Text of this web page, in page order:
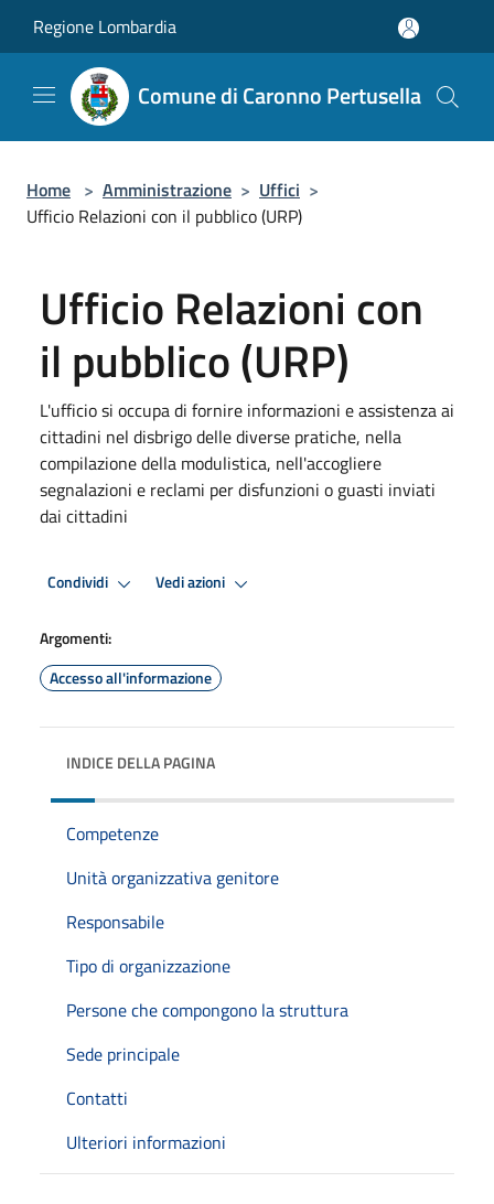
Regione Lombardia
Comune di Caronno Pertusella
Home > Amministrazione > Uffici >
Ufficio Relazioni con il pubblico (URP)
Ufficio Relazioni con
il pubblico (URP)
L'ufficio si occupa di fornire informazioni e assistenza ai
cittadini nel disbrigo delle diverse pratiche, nella
compilazione della modulistica, nell'accogliere
segnalazioni e reclami per disfunzioni o guasti inviati
dai cittadini
Condividi Vedi azioni
Argomenti:
Accesso all'informazione
INDICE DELLA PAGINA
Competenze
Unità organizzativa genitore
Responsabile
Tipo di organizzazione
Persone che compongono la struttura
Sede principale
Contatti
Ulteriori informazioni